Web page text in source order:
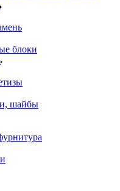
блоки
шайбы